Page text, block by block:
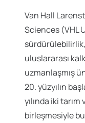
Van Hall
Sciences (VHL
sürdürülebilirlik,
uluslararası
uzmanlaşmış
20. yüzyılın
yılında iki
birleşmesiyle